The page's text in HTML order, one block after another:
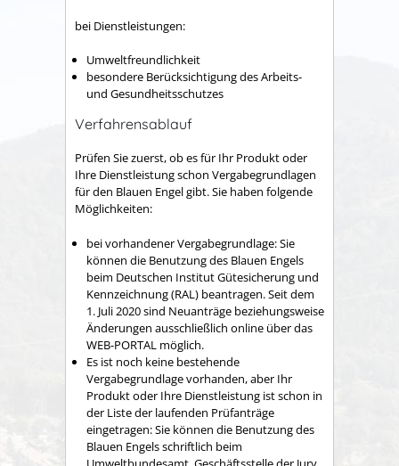
bei Dienstleistungen:
Umweltfreundlichkeit
besondere Berücksichtigung des Arbeits-
und Gesundheitsschutzes
Verfahrensablauf
Prüfen Sie zuerst, ob es für Ihr Produkt oder
Ihre Dienstleistung schon Vergabegrundlagen
für den Blauen Engel gibt. Sie haben folgende
Möglichkeiten:
bei vorhandener Vergabegrundlage: Sie
können die Benutzung des Blauen Engels
beim Deutschen Institut Gütesicherung und
Kennzeichnung (RAL) beantragen. Seit dem
1. Juli 2020 sind Neuanträge beziehungsweise
Änderungen ausschließlich online über das
WEB-PORTAL möglich.
Es ist noch keine bestehende
Vergabegrundlage vorhanden, aber Ihr
Produkt oder Ihre Dienstleistung ist schon in
der Liste der laufenden Prüfanträge
eingetragen: Sie können die Benutzung des
Blauen Engels schriftlich beim